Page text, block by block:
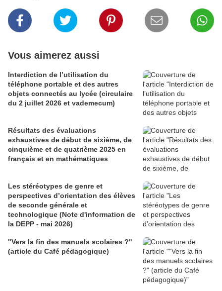
Vous aimerez aussi
Interdiction de l’utilisation du
téléphone portable et des autres
objets connectés au lycée (circulaire
du 2 juillet 2026 et vademecum)
Résultats des évaluations
exhaustives de début de sixième, de
cinquième et de quatrième 2025 en
français et en mathématiques
Les stéréotypes de genre et
perspectives d’orientation des élèves
de seconde générale et
technologique (Note d'information de
la DEPP - mai 2026)
"Vers la fin des manuels scolaires ?"
(article du Café pédagogique)